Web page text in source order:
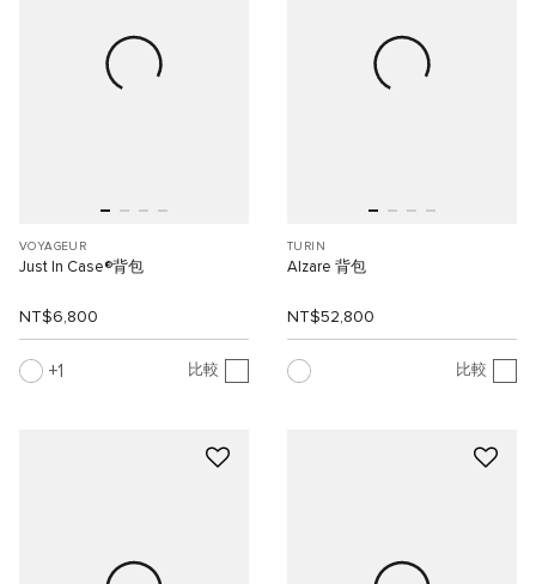
VOYAGEUR
Just In Case®背包
NT$6,800
1 比較
TURIN
Alzare 背包
NT$52,800
比較